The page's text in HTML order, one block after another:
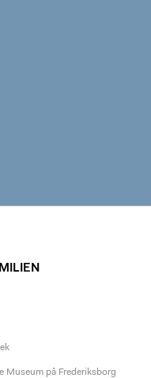
Museum på Frederiksborg